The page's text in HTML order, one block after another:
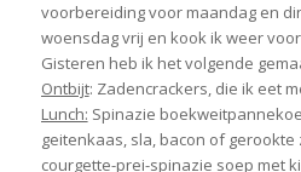
voorbereiding voor maandag en
woensdag vrij en kook ik weer
Gisteren heb ik het volgende
Ontbijt: Zadencrackers, die ik eet
Lunch: Spinazie
geitenkaas, sla, bacon of gerookte
courgette-prei-spinazie soep met